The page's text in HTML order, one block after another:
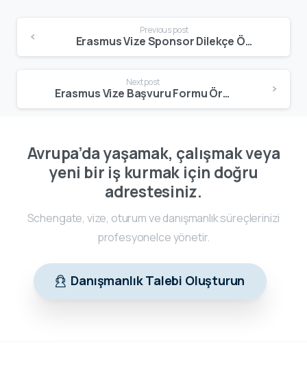
Previous post
Erasmus Vize Sponsor Dilekçe Örneği (2026) – Aile Sponsorluğu için Doğru Metin
Next post
Erasmus Vize Başvuru Formu Örneği – Doğru Doldurma Rehberi (2026)
Avrupa’da yaşamak, çalışmak veya
yeni bir iş kurmak için doğru
adrestesiniz.
Schengate, vize, oturum ve danışmanlık süreçlerinizi
profesyonelce yönetir.
Danışmanlık Talebi Oluşturun